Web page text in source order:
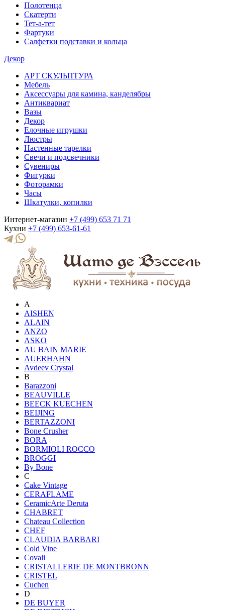
Полотенца
Скатерти
Тет-а-тет
Фартуки
Салфетки подставки и кольца
Декор
АРТ СКУЛЬПТУРА
Мебель
Аксессуары для камина, канделябры
Антиквариат
Вазы
Декор
Елочные игрушки
Люстры
Настенные тарелки
Свечи и подсвечники
Сувениры
Фигурки
Фоторамки
Часы
Шкатулки, копилки
Интернет-магазин +7 (499) 653 71 71
Кухни +7 (499) 653-61-61
A
AISHEN
ALAIN
ANZO
ASKO
AU BAIN MARIE
AUERHAHN
Avdeev Crystal
B
Barazzoni
BEAUVILLE
BEECK KUECHEN
BEIJING
BERTAZZONI
Bone Crusher
BORA
BORMIOLI ROCCO
BROGGI
By Bone
C
Cake Vintage
CERAFLAME
CeramicArte Deruta
CHABRET
Chateau Collection
CHEF
CLAUDIA BARBARI
Cold Vine
Covali
CRISTALLERIE DE MONTBRONN
CRISTEL
Cuchen
D
DE BUYER